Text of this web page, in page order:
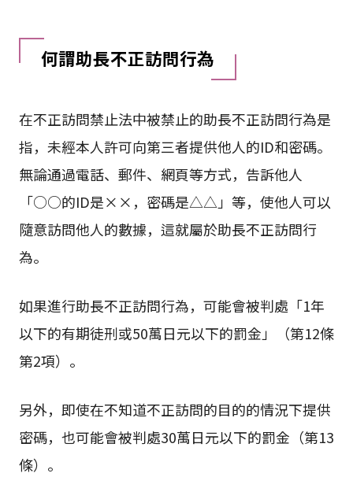
何謂助長不正訪問行為
在不正訪問禁止法中被禁止的助長不正訪問行為是
指，未經本人許可向第三者提供他人的ID和密碼。
無論通過電話、郵件、網頁等方式，告訴他人
「○○的ID是××，密碼是△△」等，使他人可以
隨意訪問他人的數據，這就屬於助長不正訪問行
為。
如果進行助長不正訪問行為，可能會被判處「1年
以下的有期徒刑或50萬日元以下的罰金」（第12條
第2項）。
另外，即使在不知道不正訪問的目的的情況下提供
密碼，也可能會被判處30萬日元以下的罰金（第13
條）。